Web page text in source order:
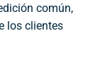
común,
los clientes